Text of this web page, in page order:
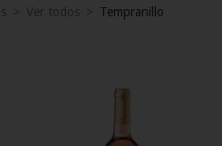
> Ver todos > Tempranillo